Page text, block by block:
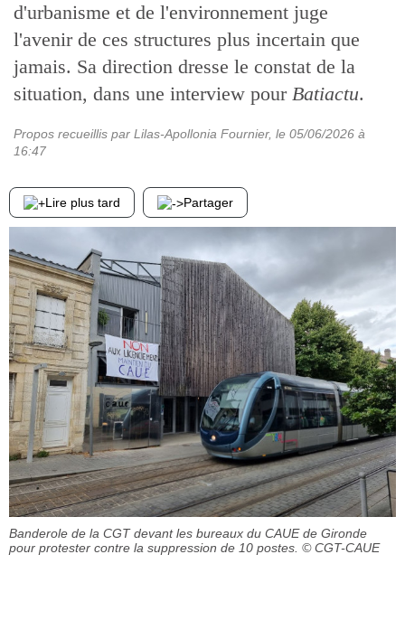
d'urbanisme et de l'environnement juge
l'avenir de ces structures plus incertain que
jamais. Sa direction dresse le constat de la
situation, dans une interview pour Batiactu.
Propos recueillis par Lilas-Apollonia Fournier, le 05/06/2026 à
16:47
Lire plus tard Partager
Banderole de la CGT devant les bureaux du CAUE de Gironde
pour protester contre la suppression de 10 postes. © CGT-CAUE